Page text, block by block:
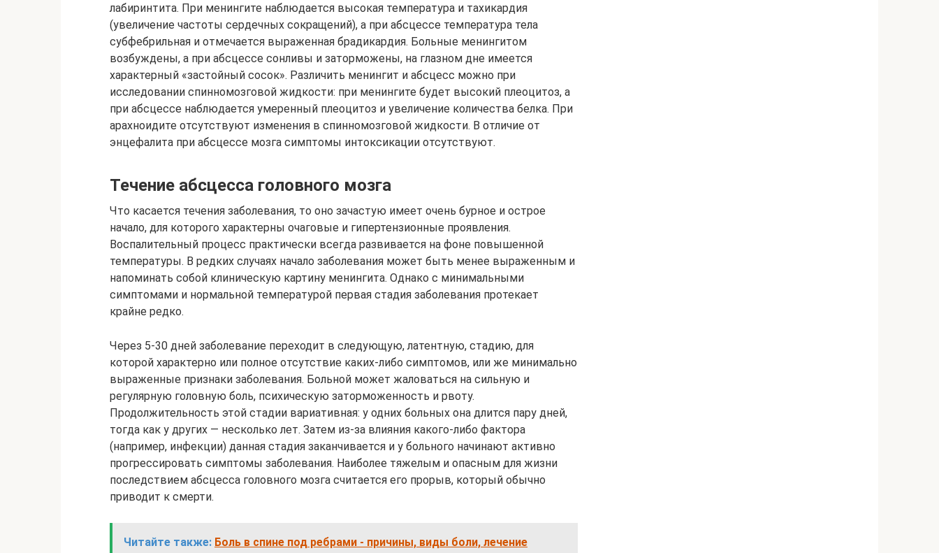
лабиринтита. При менингите наблюдается высокая температура и тахикардия
(увеличение частоты сердечных сокращений), а при абсцессе температура тела
субфебрильная и отмечается выраженная брадикардия. Больные менингитом
возбуждены, а при абсцессе сонливы и заторможены, на глазном дне имеется
характерный «застойный сосок». Различить менингит и абсцесс можно при
исследовании спинномозговой жидкости: при менингите будет высокий плеоцитоз, а
при абсцессе наблюдается умеренный плеоцитоз и увеличение количества белка. При
арахноидите отсутствуют изменения в спинномозговой жидкости. В отличие от
энцефалита при абсцессе мозга симптомы интоксикации отсутствуют.
Течение абсцесса головного мозга
Что касается течения заболевания, то оно зачастую имеет очень бурное и острое
начало, для которого характерны очаговые и гипертензионные проявления.
Воспалительный процесс практически всегда развивается на фоне повышенной
температуры. В редких случаях начало заболевания может быть менее выраженным и
напоминать собой клиническую картину менингита. Однако с минимальными
симптомами и нормальной температурой первая стадия заболевания протекает
крайне редко.
Через 5-30 дней заболевание переходит в следующую, латентную, стадию, для
которой характерно или полное отсутствие каких-либо симптомов, или же минимально
выраженные признаки заболевания. Больной может жаловаться на сильную и
регулярную головную боль, психическую заторможенность и рвоту.
Продолжительность этой стадии вариативная: у одних больных она длится пару дней,
тогда как у других — несколько лет. Затем из-за влияния какого-либо фактора
(например, инфекции) данная стадия заканчивается и у больного начинают активно
прогрессировать симптомы заболевания. Наиболее тяжелым и опасным для жизни
последствием абсцесса головного мозга считается его прорыв, который обычно
приводит к смерти.
Читайте также: Боль в спине под ребрами - причины, виды боли, лечение